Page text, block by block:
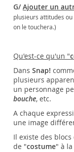
G/Ajouter un
plusieurs attitudes
on le touchera.)
Qu'est-ce qu'un "
DansSnap!
plusieurs
un personnage
bouche, etc.
A chaque
une image
Il existe des
de "costume" à